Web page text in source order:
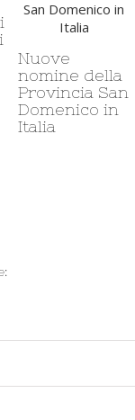
Nuove
nomine della
Provincia San
Domenico in
Italia